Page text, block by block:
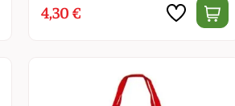
4,30 €